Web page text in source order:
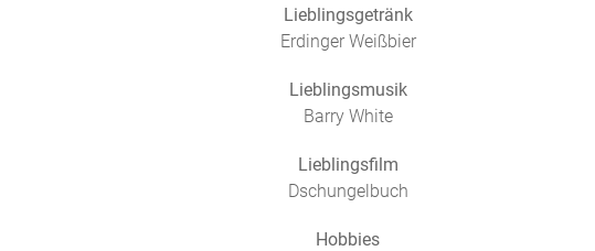
Lieblingsgetränk
Erdinger Weißbier
Lieblingsmusik
Barry White
Lieblingsfilm
Dschungelbuch
Hobbies